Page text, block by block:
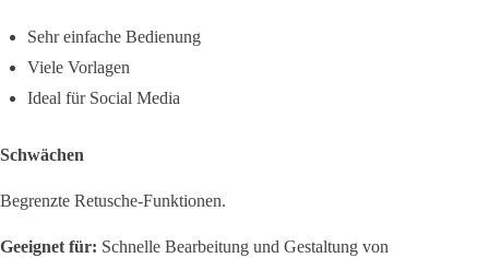
Sehr einfache Bedienung
Viele Vorlagen
Ideal für Social Media
Schwächen
Begrenzte Retusche-Funktionen.
Geeignet für: Schnelle Bearbeitung und Gestaltung von